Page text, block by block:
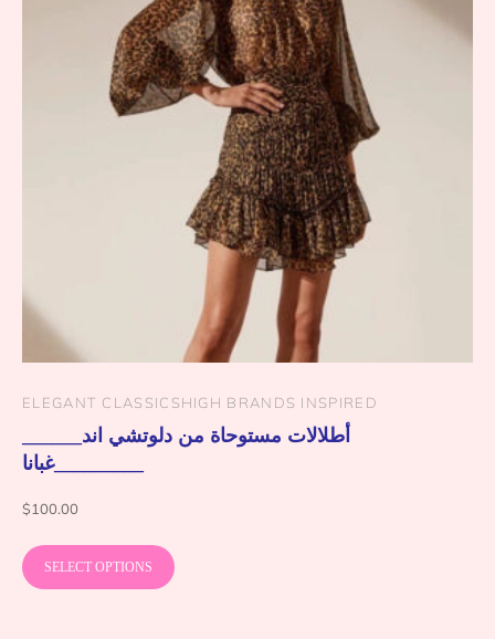
ELEGANT CLASSICSHIGH BRANDS INSPIRED
غبانا_________
$100.00
SELECT OPTIONS